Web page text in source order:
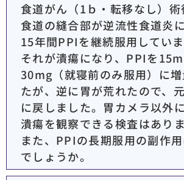
食道がん（1ｂ・転移なし）術
食道の縫合部が逆流性食道炎に
15年間PPIを継続服用してい
それが潰瘍になり、PPIを
30mg（就寝前のみ服用）に増
たが、逆に胃が荒れたので、
に戻しました。胃カメラ以外
潰瘍を観察できる検査はありま
また、PPIの長期服用の副作
でしょうか。